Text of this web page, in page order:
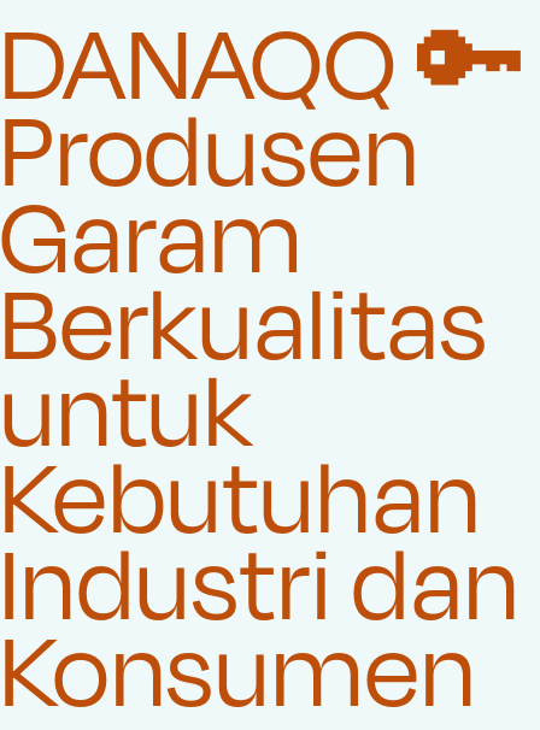
DANAQQ 🔑
Produsen
Garam
Berkualitas
untuk
Kebutuhan
Industri dan
Konsumen